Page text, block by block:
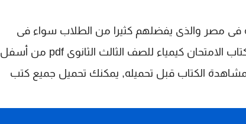
مصر والذى يفضلهم كثيرا من الطلاب سواء فى
الامتحان كيمياء للصف الثالث الثانوى
pdf من أسفل
الكتاب قبل تحميله, يمكنك تحميل جميع كتب